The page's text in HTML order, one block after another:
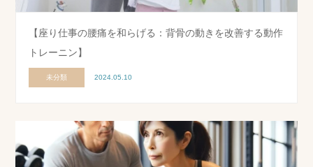
【座り仕事の腰痛を和らげる：背骨の動きを改善する動作
トレーニン】
未分類 2024.05.10